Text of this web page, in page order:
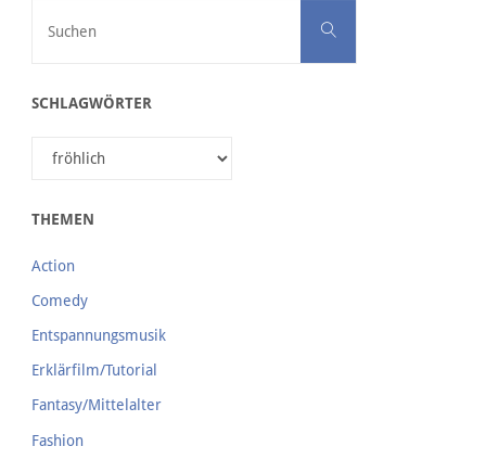
30sec-Version – Hintergrund
Suchen
SCHLAGWÖRTER
THEMEN
Action
Comedy
Entspannungsmusik
Erklärfilm/Tutorial
Fantasy/Mittelalter
Fashion